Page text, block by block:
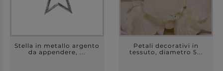
Stella in metallo argento
da appendere, ...
Petali decorativi in
tessuto, diametro 5...